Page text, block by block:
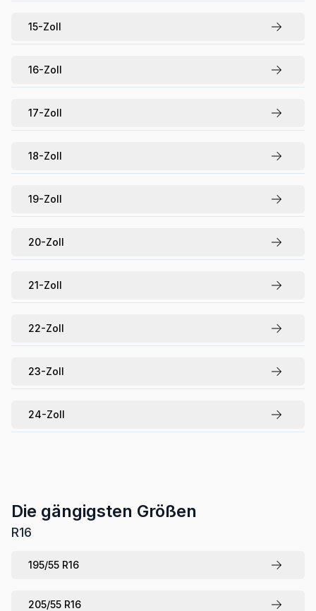
15-Zoll
16-Zoll
17-Zoll
18-Zoll
19-Zoll
20-Zoll
21-Zoll
22-Zoll
23-Zoll
24-Zoll
Die gängigsten Größen
R16
195/55 R16
205/55 R16